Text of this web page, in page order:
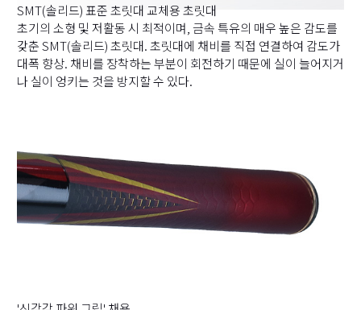
SMT(솔리드) 표준 초릿대 교체용 초릿대
초기의 소형 및 저활동 시 최적이며, 금속 특유의 매우 높은 감도를
갖춘 SMT(솔리드) 초릿대. 초릿대에 채비를 직접 연결하여 감도가
대폭 향상. 채비를 장착하는 부분이 회전하기 때문에 실이 늘어지거
나 실이 엉키는 것을 방지할 수 있다.